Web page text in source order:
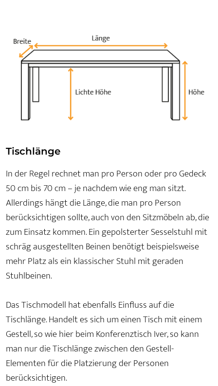
Tischlänge
In der Regel rechnet man pro Person oder pro Gedeck
50 cm bis 70 cm – je nachdem wie eng man sitzt.
Allerdings hängt die Länge, die man pro Person
berücksichtigen sollte, auch von den Sitzmöbeln ab, die
zum Einsatz kommen. Ein gepolsterter Sesselstuhl mit
schräg ausgestellten Beinen benötigt beispielsweise
mehr Platz als ein klassischer Stuhl mit geraden
Stuhlbeinen.
Das Tischmodell hat ebenfalls Einfluss auf die
Tischlänge. Handelt es sich um einen Tisch mit einem
Gestell, so wie hier beim Konferenztisch Iver, so kann
man nur die Tischlänge zwischen den Gestell-
Elementen für die Platzierung der Personen
berücksichtigen.